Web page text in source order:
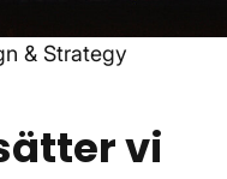
& Strategy
vi